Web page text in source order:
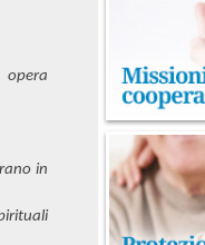
opera
in